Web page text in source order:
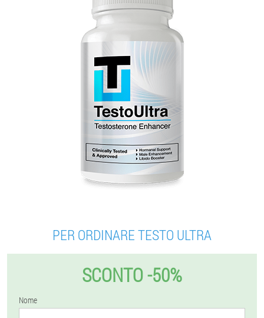
PER ORDINARE TESTO ULTRA
SCONTO -50%
Nome